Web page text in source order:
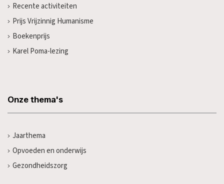
Recente activiteiten
Prijs Vrijzinnig Humanisme
Boekenprijs
Karel Poma-lezing
Onze thema's
Jaarthema
Opvoeden en onderwijs
Gezondheidszorg